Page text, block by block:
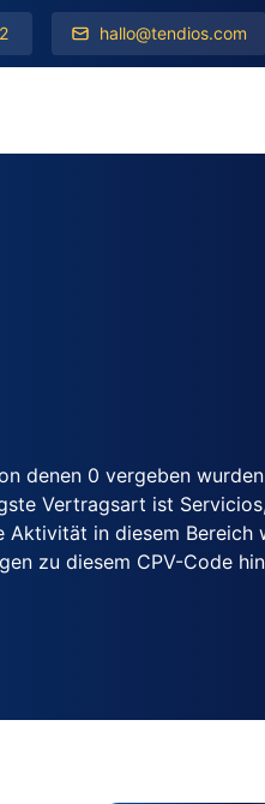
hallo@tendios.com
denen 0 vergeben
Vertragsart ist
in diesem Bereich
zu diesem CPV-Code